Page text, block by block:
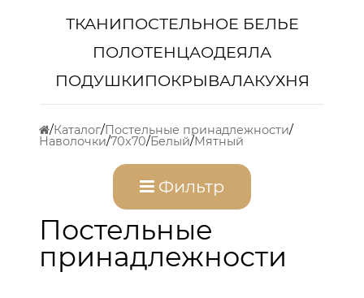
ТКАНИПОСТЕЛЬНОЕ БЕЛЬЕ
ПОЛОТЕНЦАОДЕЯЛА
ПОДУШКИПОКРЫВАЛАКУХНЯ
Каталог Постельные принадлежности
Наволочки 70х70 Белый Мятный
Фильтр
Постельные
принадлежности